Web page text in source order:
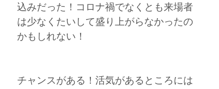
込みだった！コロナ禍でなくとも来場者
は少なくたいして盛り上がらなかったの
かもしれない！
チャンスがある！活気があるところには